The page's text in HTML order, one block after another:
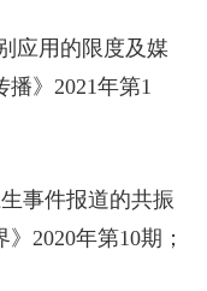
应用的限度及媒
》 2021年第1
事件报道的共振
2020年第10期；